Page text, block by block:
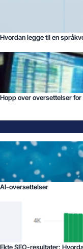
Hvordan legge til en
Hopp over oversettelser
AI-oversettelser
Ekte SEO-resultater: